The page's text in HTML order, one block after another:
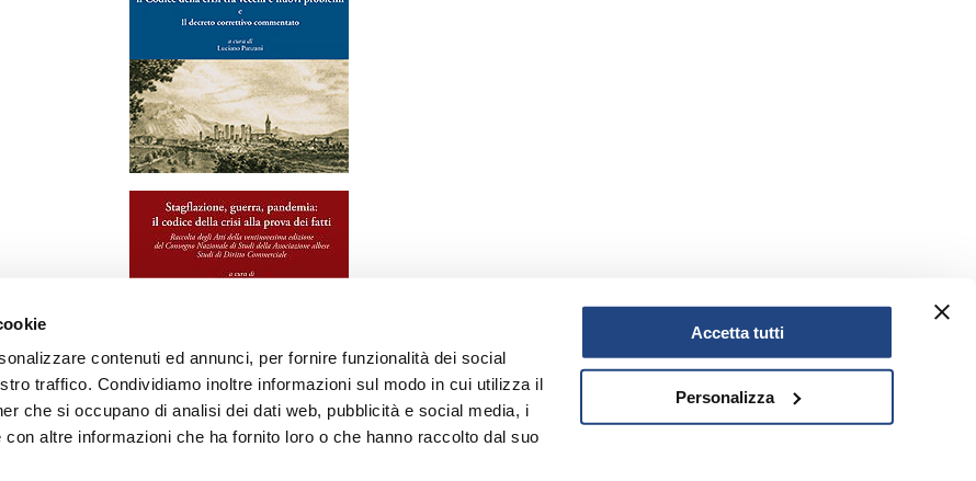
contenuti ed annunci, per fornire funzionalità dei social
traffico. Condividiamo inoltre informazioni sul modo in cui utilizza il
che si occupano di analisi dei dati web, pubblicità e social media, i
altre informazioni che ha fornito loro o che hanno raccolto dal suo
Accetta tutti
Personalizza